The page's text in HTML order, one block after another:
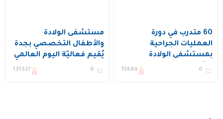
60 متدرب في دورة
العمليات الجراحية
بمستشفى الولادة
والأطفال بالدمام
0
51684
مستشفى الولادة
والأطفال التخصصي بجدة
يُقيم فعاليّة اليوم العالمي
لسلامة المرضى تحت
0
131327